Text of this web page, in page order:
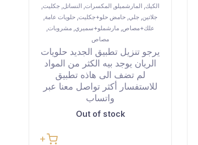
الكيك, المارشميلو, المكسرات, النساتل, جكليت,
جلاتين, جلي, حامض حلو+جكليت, حلويات عامة,
علك+مصاص, مارشملو+سميري, مشروبات,
مصاص
يرجو تنزيل تطبيق الجديد حلويات
الريان يوجد بيه الكثر من المواد
لم تضف الى هاذه تطبيق
للاستفسار أكثر تواصل معنا عبر
واتساب
Out of stock